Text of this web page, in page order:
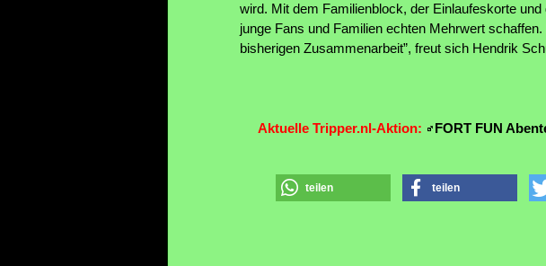
wird. Mit dem Familienblock, der Einlaufeskorte
junge Fans und Familien echten Mehrwert
bisherigen Zusammenarbeit”, freut sich Hendrik
Aktuelle Tripper.nl-Aktion: FORT FUN
teilen teilen